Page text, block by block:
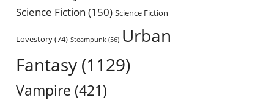
Science Fiction (150) Science Fiction
Lovestory(74) Steampunk (56) Urban
Fantasy (1129)
Vampire (421)